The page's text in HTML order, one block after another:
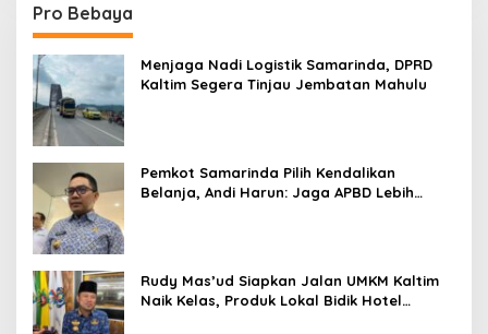
Pro Bebaya
Menjaga Nadi Logistik Samarinda, DPRD
Kaltim Segera Tinjau Jembatan Mahulu
Pemkot Samarinda Pilih Kendalikan
Belanja, Andi Harun: Jaga APBD Lebih
Rudy Mas’ud Siapkan Jalan UMKM Kaltim
Naik Kelas, Produk Lokal Bidik Hotel